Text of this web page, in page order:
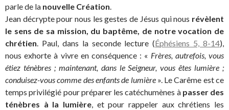
parle de la nouvelle Création.
Jean décrypte pour nous les gestes de Jésus qui nous révèlent
le sens de sa mission, du baptême, de notre vocation de
chrétien. Paul, dans la seconde lecture (Éphésiens 5, 8-14),
nous exhorte à vivre en conséquence : « Frères, autrefois, vous
étiez ténèbres ; maintenant, dans le Seigneur, vous êtes lumière ;
conduisez-vous comme des enfants de lumière». Le Carême est ce
temps privilégié pour préparer les catéchumènes à passer des
ténèbres à la lumière, et pour rappeler aux chrétiens les